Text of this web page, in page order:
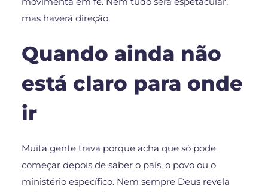
mas haverá direção.
Quando ainda não
está claro para onde
ir
Muita gente trava porque acha que só pode
começar depois de saber o país, o povo ou o
ministério específico. Nem sempre Deus revela